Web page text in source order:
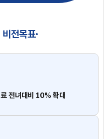
전목표
전녀대비 10% 확대